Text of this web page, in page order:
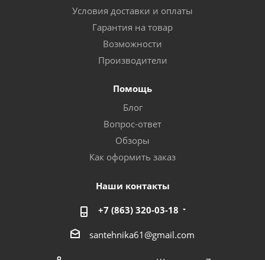
Условия доставки и оплаты
Гарантия на товар
Возможности
Производители
Помощь
Блог
Вопрос-ответ
Обзоры
Как оформить заказ
Наши контакты
+7 (863) 320-03-18
santehnika61@gmail.com